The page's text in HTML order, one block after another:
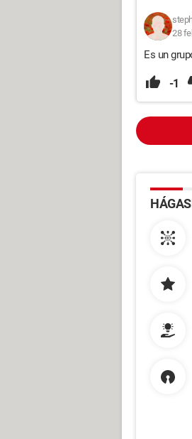
28
Es un
-1